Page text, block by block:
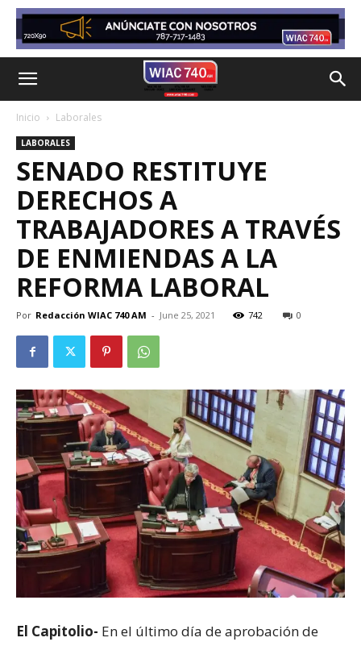
Inicio Laborales
LABORALES
SENADO RESTITUYE
DERECHOS A
TRABAJADORES A TRAVÉS
DE ENMIENDAS A LA
REFORMA LABORAL
Por Redacción WIAC 740 AM - June 25, 2021 742 0
El Capitolio- En el último día de aprobación de